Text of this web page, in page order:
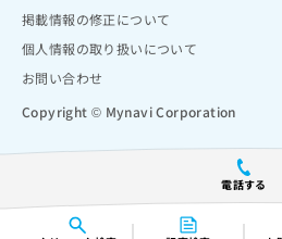
電話する
掲載情報の修正について
個人情報の取り扱いについて
お問い合わせ
Copyright © Mynavi Corporation